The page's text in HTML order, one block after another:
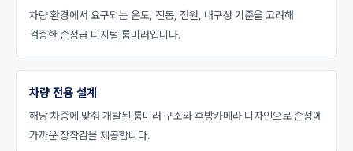
차량 환경에서 요구되는 온도, 진동, 전원, 내구성 기준을 고려해
검증한 순정급 디지털 룸미러입니다.
차량 전용 설계
해당 차종에 맞춰 개발된 룸미러 구조와 후방카메라 디자인으로 순정에
가까운 장착감을 제공합니다.